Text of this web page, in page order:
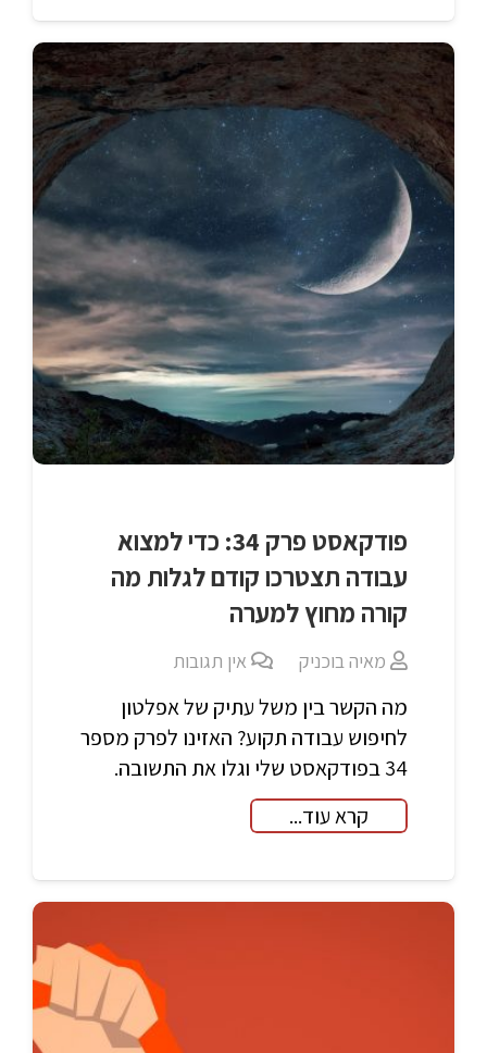
פודקאסט פרק 34: כדי למצוא
עבודה תצטרכו קודם לגלות מה
קורה מחוץ למערה
מאיה בוכניק אין תגובות
מה הקשר בין משל עתיק של אפלטון
לחיפוש עבודה תקוע? האזינו לפרק מספר
34 בפודקאסט שלי וגלו את התשובה.
קרא עוד...